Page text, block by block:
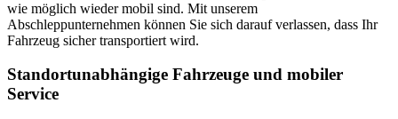
wie möglich wieder mobil sind. Mit unserem
Abschleppunternehmen können Sie sich darauf verlassen, dass Ihr
Fahrzeug sicher transportiert wird.
Standortunabhängige Fahrzeuge und mobiler
Service